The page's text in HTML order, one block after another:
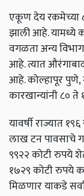
एकूण देय रकमेच्या
झाली आहे. यामध्ये
वगळता अन्य
आहे. त्यात
आहे. कोल्हापूर पुणे,
कारखान्यांनी ८०
यावर्षी राज्यात
लाख टन पावसाचे
९९२२ कोटी रुपये
१७२९ कोटी रुपये
मिळणार याकडे